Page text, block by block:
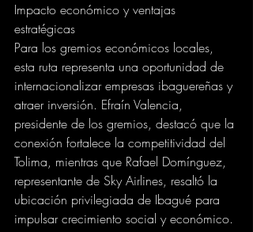
Impacto económico y ventajas
estratégicas
Para los gremios económicos locales,
esta ruta representa una oportunidad de
internacionalizar empresas ibaguereñas y
atraer inversión. Efraín Valencia,
presidente de los gremios, destacó que la
conexión fortalece la competitividad del
Tolima, mientras que Rafael Domínguez,
representante de Sky Airlines, resaltó la
ubicación privilegiada de Ibagué para
impulsar crecimiento social y económico.